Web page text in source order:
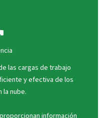
las cargas de trabajo
y efectiva de los
la nube.
información